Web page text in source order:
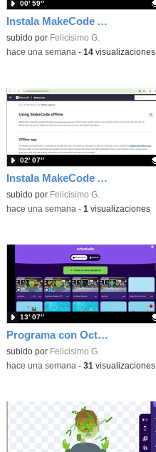
Instala MakeCode Arcade para trabajar offline en tu tablet, ordenador, Chromebook
Contenido educativo.
subido por Felicisimo G.
00′ 59″
-hace una semana - 14visualizaciones
Instala MakeCode Arcade offline para programar grandes juegos sin necesidad de Internet
Contenido educativo.
subido por Felicisimo G.
02′ 07″
-hace una semana - 1 visualizaciones
Programa con OctoStudio, un juego de disparos contra Zombies con un cargador basado en el House of the dead
Contenido educativo.
subido por Felicisimo G.
13′ 07″
-hace una semana - 31 visualizaciones